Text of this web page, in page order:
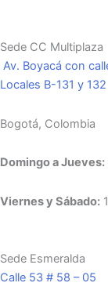
Sede CC Multiplaza
Av. Boyacá con
Locales B-131 y 132
Bogotá, Colombia
Domingo a Jueves:
Viernes y Sábado:
Sede Esmeralda
Calle 53 # 58 – 05